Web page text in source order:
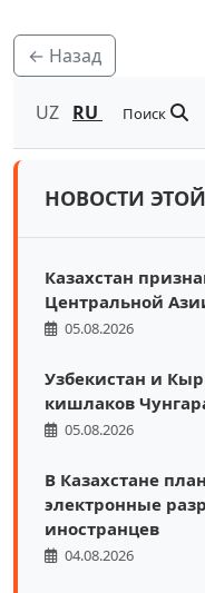
← Назад
UZ RU Поиск
НОВОСТИ
Казахстан
Центральной
05.08.2026
Узбекистан и
кишлаков
05.08.2026
В Казахстане
электронные
иностранцев
04.08.2026